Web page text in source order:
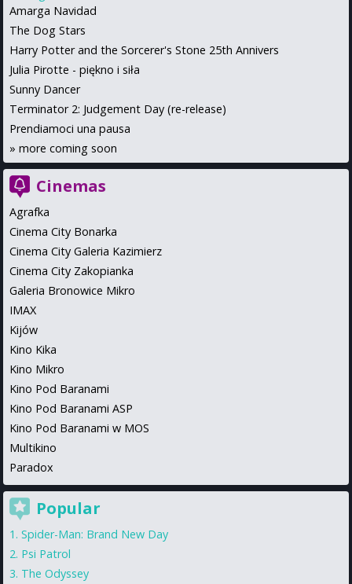
Amarga Navidad
The Dog Stars
Harry Potter and the Sorcerer's Stone 25th Annivers
Julia Pirotte - piękno i siła
Sunny Dancer
Terminator 2: Judgement Day (re-release)
Prendiamoci una pausa
» more coming soon
Cinemas
Agrafka
Cinema City Bonarka
Cinema City Galeria Kazimierz
Cinema City Zakopianka
Galeria Bronowice Mikro
IMAX
Kijów
Kino Kika
Kino Mikro
Kino Pod Baranami
Kino Pod Baranami ASP
Kino Pod Baranami w MOS
Multikino
Paradox
Popular
Spider-Man: Brand New Day
Psi Patrol
The Odyssey